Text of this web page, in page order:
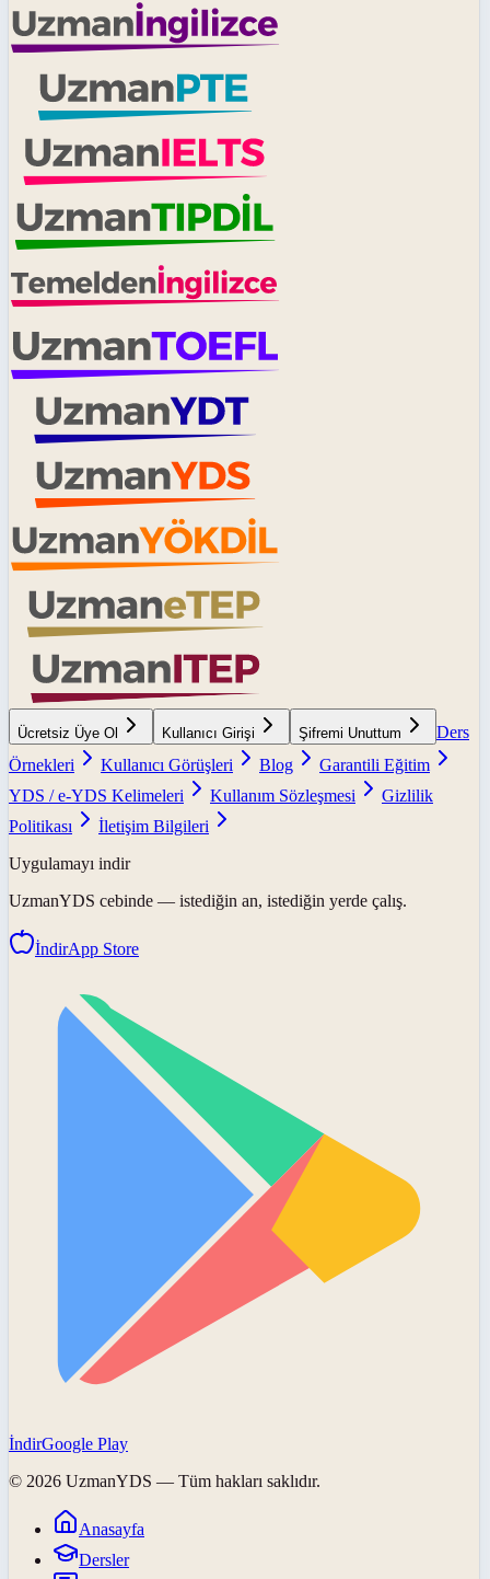
Ücretsiz Üye Ol Kullanıcı Girişi Şifremi Unuttum
Ders
Örnekleri
Kullanıcı Görüşleri Blog
Garantili Eğitim
YDS / e-YDS Kelimeleri
Kullanım Sözleşmesi
Gizlilik
Politikası
İletişim Bilgileri
Uygulamayı indir
UzmanYDS cebinde — istediğin an, istediğin yerde çalış.
İndirApp Store
İndirGoogle Play
© 2026 UzmanYDS — Tüm hakları saklıdır.
Anasayfa
Dersler